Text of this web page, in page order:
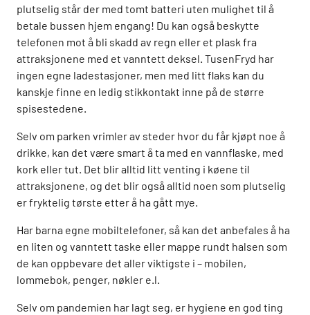
plutselig står der med tomt batteri uten mulighet til å
betale bussen hjem engang! Du kan også beskytte
telefonen mot å bli skadd av regn eller et plask fra
attraksjonene med et vanntett deksel. TusenFryd har
ingen egne ladestasjoner, men med litt flaks kan du
kanskje finne en ledig stikkontakt inne på de større
spisestedene.
Selv om parken vrimler av steder hvor du får kjøpt noe å
drikke, kan det være smart å ta med en vannflaske, med
kork eller tut. Det blir alltid litt venting i køene til
attraksjonene, og det blir også alltid noen som plutselig
er fryktelig tørste etter å ha gått mye.
Har barna egne mobiltelefoner, så kan det anbefales å ha
en liten og vanntett taske eller mappe rundt halsen som
de kan oppbevare det aller viktigste i – mobilen,
lommebok, penger, nøkler e.l.
Selv om pandemien har lagt seg, er hygiene en god ting